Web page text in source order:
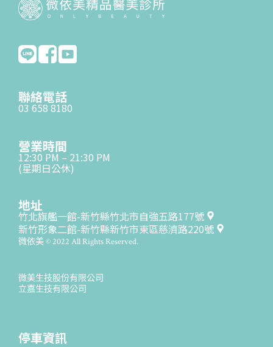
聯絡電話
03 658 8180
營業時間
12:30 PM – 21:30 PM
(星期日公休)
地址
竹北旗艦一館-新竹縣竹北市自強五路177號
新竹形象二館-新竹縣新竹市東區慈濟路220號
微依美 © 2022 All Rights Reserved.
微美生技股份有限公司
立嘉生技有限公司
停車資訊